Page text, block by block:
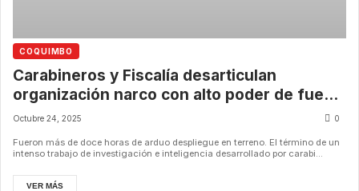
COQUIMBO
Carabineros y Fiscalía desarticulan
organización narco con alto poder de fuego
en Los Vilos
Octubre 24, 2025 0
Fueron más de doce horas de arduo despliegue en terreno. El término de un
intenso trabajo de investigación e inteligencia desarrollado por carabi...
VER MÁS